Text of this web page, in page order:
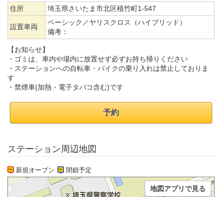
住所 埼玉県さいたま市北区植竹町1-547
設置車両
ベーシック／ヤリスクロス（ハイブリッド）
備考：
【お知らせ】
・ゴミは、車内や場内に放置せず必ずお持ち帰りください
・ステーションへの自転車・バイクの乗り入れは禁止しておりま
す
・禁煙車(加熱・電子タバコ含む)です
予約
ステーション周辺地図
新規オープン 閉鎖予定
地図アプリで見る